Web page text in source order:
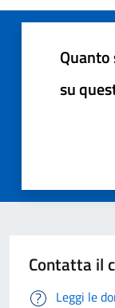
su
Contatta il
Leggi le